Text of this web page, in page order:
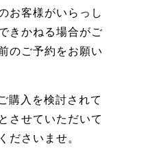
お客様がいらっし
きかねる場合がご
のご予約をお願い
購入を検討されて
させていただいて
ださいませ。